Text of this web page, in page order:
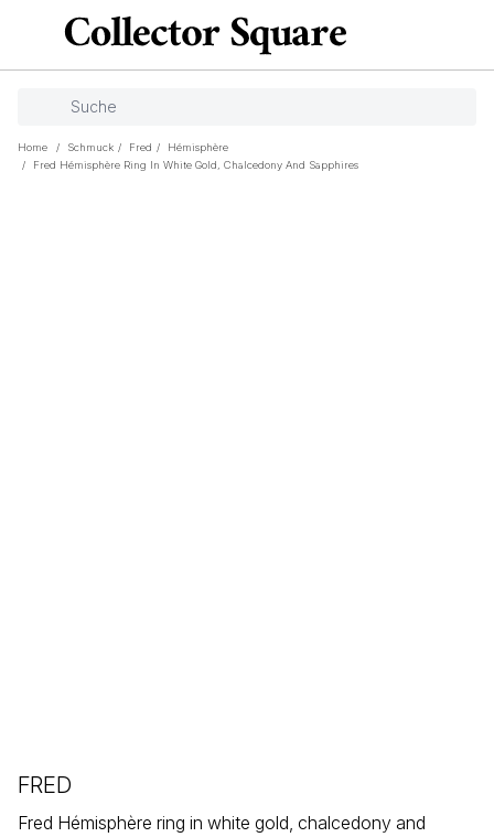
Home / Schmuck / Fred /
Hémisphère
/
Fred Hémisphère Ring In White Gold, Chalcedony And Sapphires
FRED
Fred Hémisphère ring in white gold, chalcedony and